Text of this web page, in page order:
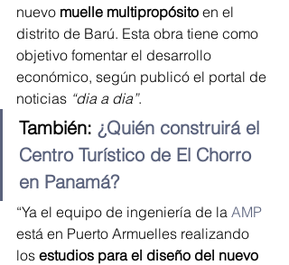
nuevo muelle multipropósito en el
distrito de Barú. Esta obra tiene como
objetivo fomentar el desarrollo
económico, según publicó el portal de
noticias “dia a dia”.
También: ¿Quién construirá el
Centro Turístico de El Chorro
en Panamá?
“Ya el equipo de ingeniería de la AMP
está en Puerto Armuelles realizando
los estudios para el diseño del nuevo